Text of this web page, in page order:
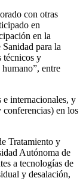
con otras
en
en la
para la
técnicos y
entre
e internacionales, y
en los
Tratamiento y
Autónoma de
a tecnologías de
y desalación,